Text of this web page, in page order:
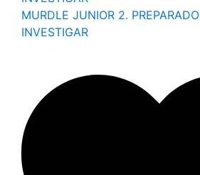
MURDLE JUNIOR 2.
INVESTIGAR